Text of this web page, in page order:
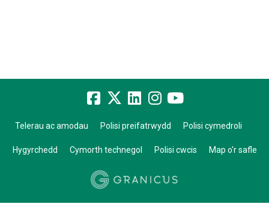
Telerau ac amodau Polisi preifatrwydd Polisi cymedroli
Hygyrchedd Cymorth technegol Polisi cwcis Map o'r safle